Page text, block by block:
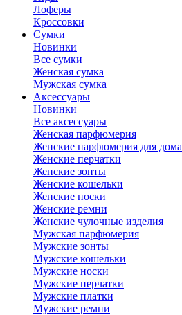
Лоферы
Кроссовки
Сумки
Новинки
Все сумки
Женская сумка
Мужская сумка
Аксессуары
Новинки
Все аксессуары
Женская парфюмерия
Женские парфюмерия для дома
Женские перчатки
Женские зонты
Женские кошельки
Женские носки
Женские ремни
Женские чулочные изделия
Мужская парфюмерия
Мужские зонты
Мужские кошельки
Мужские носки
Мужские перчатки
Мужские платки
Мужские ремни